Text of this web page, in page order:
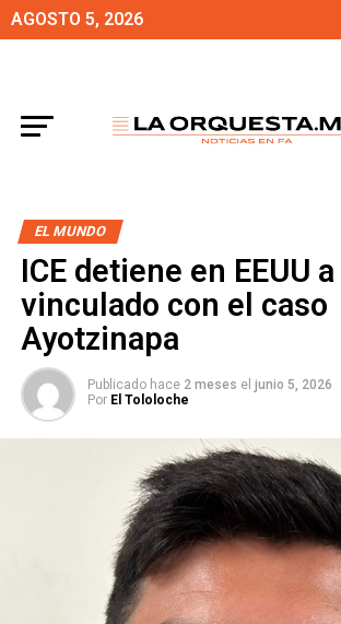
AGOSTO 5, 2026
EL MUNDO
ICE detiene en EEUU
vinculado con el caso
Ayotzinapa
Publicado hace 2 meses el junio 5, 2026
Por El Tololoche